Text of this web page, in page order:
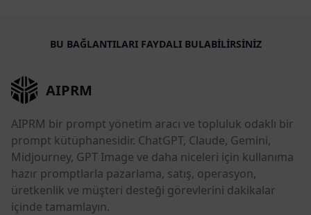
BU BAĞLANTILARI FAYDALI BULABILIRSINIZ
AIPRM
AIPRM bir prompt yönetim aracı ve topluluk odaklı bir
prompt kütüphanesidir. ChatGPT, Claude, Gemini,
Midjourney, GPT Image ve daha niceleri için kullanıma
hazır promptlarla pazarlama, satış, operasyon,
üretkenlik ve müşteri desteği görevlerini dakikalar
içinde tamamlayın.